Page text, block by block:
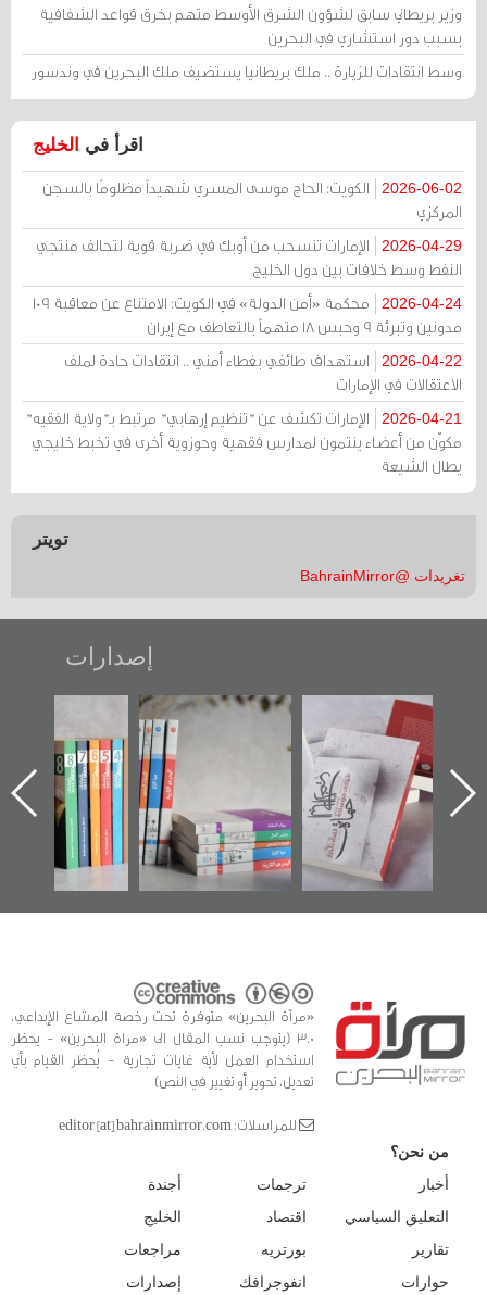
وزير بريطاني سابق لشؤون الشرق الأوسط متهم بخرق قواعد الشفافية
بسبب دور استشاري في البحرين
وسط انتقادات للزيارة .. ملك بريطانيا يستضيف ملك البحرين في وندسور
اقرأ في الخليج
2026-06-02
الكويت: الحاج موسى المسري شهيداً مظلومًا بالسجن
المركزي
2026-04-29
الإمارات تنسحب من أوبك في ضربة قوية لتحالف منتجي
النفط وسط خلافات بين دول الخليج
2026-04-24
محكمة «أمن الدولة» في الكويت: الامتناع عن معاقبة 109
مدونين وتبرئة 9 وحبس 18 متهماً بالتعاطف مع إيران
2026-04-22
استهداف طائفي بغطاء أمني .. انتقادات حادة لملف
الاعتقالات في الإمارات
2026-04-21
الإمارات تكشف عن "تنظيم إرهابي" مرتبط بـ"ولاية الفقيه"
مكوّن من أعضاء ينتمون لمدارس فقهية وحوزوية أخرى في تخبط خليجي
يطال الشيعة
تويتر
تغريدات @BahrainMirror
إصدارات
"حماة الباب الأخير":
الإصدار الأول عن
اعتصام الدراز
وأحداث ساحة
الفداء لمركز أوال
للدراسات والتوثيق
تصنيف موضوعي
للوثائق البريطانية
يقدمه «مركز أوال»
في سلسلة من 5
كتب
تصدر حصاد
الساحات 2019
«مرآة البحرين» متوفرة تحت رخصة المشاع الإبداعي،
3.0 (يتوجب نسب المقال الى «مراة البحرين» - يحظر
استخدام العمل لأية غايات تجارية - يُحظر القيام بأي
تعديل، تحوير أو تغيير في النص)
للمراسلات: editor [at] bahrainmirror.com
من نحن؟
أخبار
التعليق السياسي
تقارير
حوارات
ترجمات
اقتصاد
بورتريه
انفوجرافك
أجندة
الخليج
مراجعات
إصدارات